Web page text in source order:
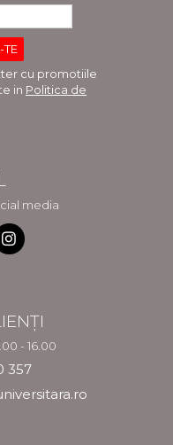
cu promotiile
in Politica de
media
- 16.00
357